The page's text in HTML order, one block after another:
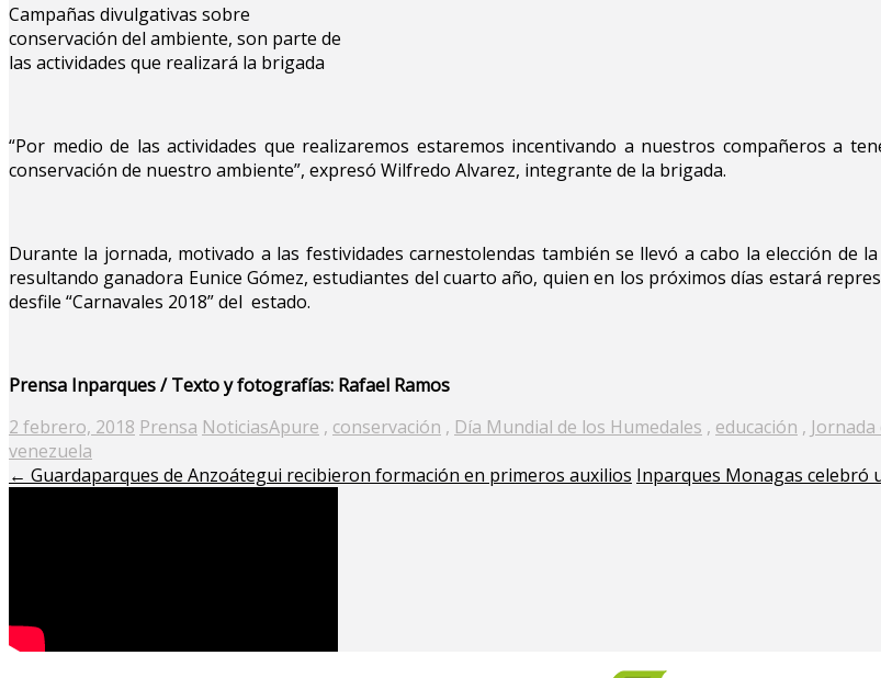
Campañas divulgativas sobre
conservación del ambiente, son parte de
las actividades que realizará la brigada
“Por medio de las actividades que realizaremos estaremos incentivando a nuestros compañeros a
conservación de nuestro ambiente”, expresó Wilfredo Alvarez, integrante de la brigada.
Durante la jornada, motivado a las festividades carnestolendas también se llevó a cabo la elección de
resultando ganadora Eunice Gómez, estudiantes del cuarto año, quien en los próximos días estará
desfile “Carnavales 2018” del estado.
Prensa Inparques / Texto y fotografías: Rafael Ramos
Posted
on
2 febrero, 2018 Prensa NoticiasApure , conservación , Día Mundial de los Humedales , educación ,
venezuela
← Guardaparques de Anzoátegui recibieron formación en primeros auxilios Inparques Monagas celebró